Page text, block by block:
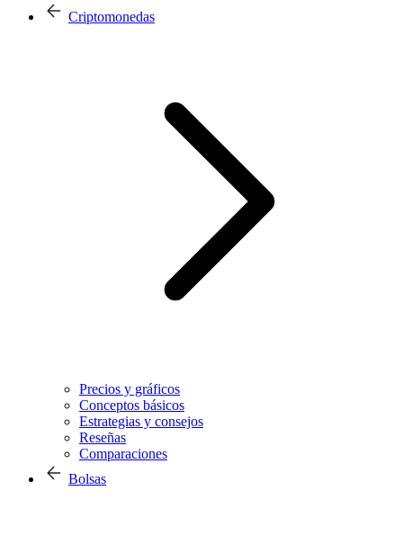
Criptomonedas
Precios y gráficos
Conceptos básicos
Estrategias y consejos
Reseñas
Comparaciones
Bolsas